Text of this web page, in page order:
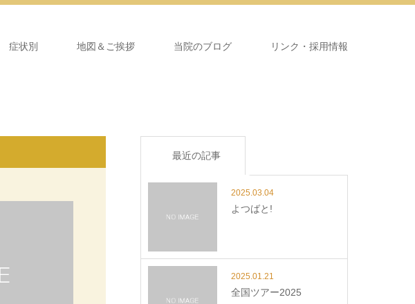
症状別 地図＆ご挨拶 当院のブログ リンク・採用情報
最近の記事
2025.03.04
よつばと!
2025.01.21
全国ツアー2025